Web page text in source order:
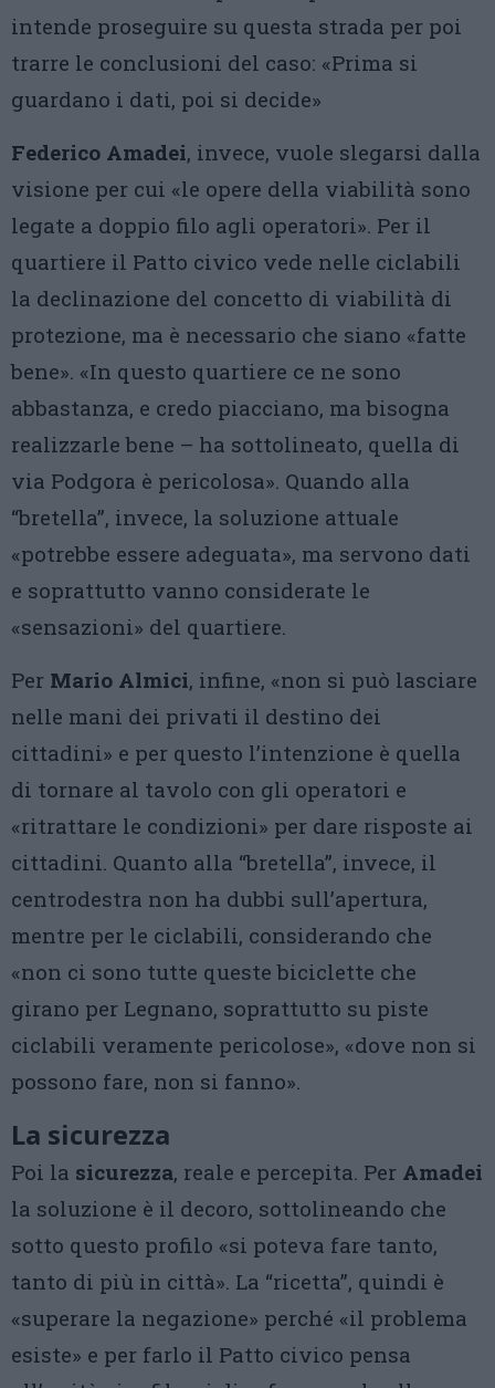
intende proseguire su questa strada per poi
trarre le conclusioni del caso: «Prima si
guardano i dati, poi si decide»
Federico Amadei, invece, vuole slegarsi dalla
visione per cui «le opere della viabilità sono
legate a doppio filo agli operatori». Per il
quartiere il Patto civico vede nelle ciclabili
la declinazione del concetto di viabilità di
protezione, ma è necessario che siano «fatte
bene». «In questo quartiere ce ne sono
abbastanza, e credo piacciano, ma bisogna
realizzarle bene – ha sottolineato, quella di
via Podgora è pericolosa». Quando alla
“bretella”, invece, la soluzione attuale
«potrebbe essere adeguata», ma servono dati
e soprattutto vanno considerate le
«sensazioni» del quartiere.
Per Mario Almici, infine, «non si può lasciare
nelle mani dei privati il destino dei
cittadini» e per questo l’intenzione è quella
di tornare al tavolo con gli operatori e
«ritrattare le condizioni» per dare risposte ai
cittadini. Quanto alla “bretella”, invece, il
centrodestra non ha dubbi sull’apertura,
mentre per le ciclabili, considerando che
«non ci sono tutte queste biciclette che
girano per Legnano, soprattutto su piste
ciclabili veramente pericolose», «dove non si
possono fare, non si fanno».
La sicurezza
Poi la sicurezza, reale e percepita. Per Amadei
la soluzione è il decoro, sottolineando che
sotto questo profilo «si poteva fare tanto,
tanto di più in città». La “ricetta”, quindi è
«superare la negazione» perché «il problema
esiste» e per farlo il Patto civico pensa